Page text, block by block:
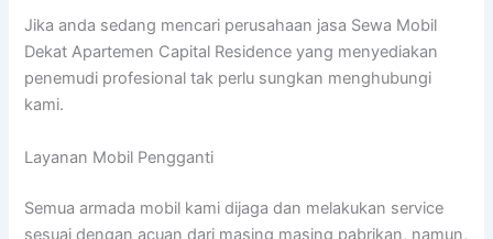
Jika anda sedang mencari perusahaan jasa Sewa Mobil
Dekat Apartemen Capital Residence yang menyediakan
penemudi profesional tak perlu sungkan menghubungi
kami.
Layanan Mobil Pengganti
Semua armada mobil kami dijaga dan melakukan service
sesuai dengan acuan dari masing masing pabrikan, namun,